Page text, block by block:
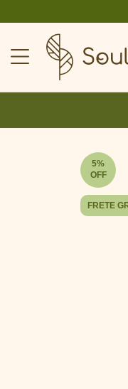
5%
OFF
FRETE